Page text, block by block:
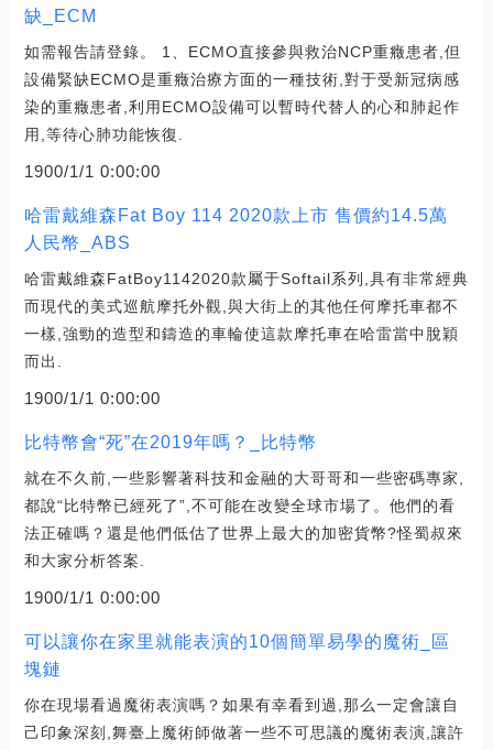
缺_ECM
如需報告請登錄。 1、ECMO直接參與救治NCP重癥患者,但
設備緊缺ECMO是重癥治療方面的一種技術,對于受新冠病感
染的重癥患者,利用ECMO設備可以暫時代替人的心和肺起作
用,等待心肺功能恢復.
1900/1/1 0:00:00
哈雷戴維森Fat Boy 114 2020款上市 售價約14.5萬
人民幣_ABS
哈雷戴維森FatBoy1142020款屬于Softail系列,具有非常經典
而現代的美式巡航摩托外觀,與大街上的其他任何摩托車都不
一樣,強勁的造型和鑄造的車輪使這款摩托車在哈雷當中脫穎
而出.
1900/1/1 0:00:00
比特幣會“死”在2019年嗎？_比特幣
就在不久前,一些影響著科技和金融的大哥哥和一些密碼專家,
都說“比特幣已經死了”,不可能在改變全球市場了。他們的看
法正確嗎？還是他們低估了世界上最大的加密貨幣?怪蜀叔來
和大家分析答案.
1900/1/1 0:00:00
可以讓你在家里就能表演的10個簡單易學的魔術_區
塊鏈
你在現場看過魔術表演嗎？如果有幸看到過,那么一定會讓自
己印象深刻,舞臺上魔術師做著一些不可思議的魔術表演,讓許